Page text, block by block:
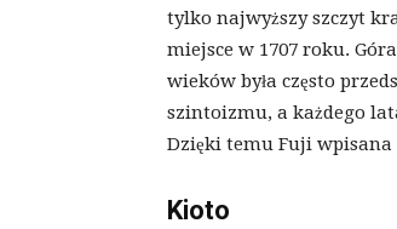
tylko najwyższy szczyt
miejsce w 1707 roku.
wieków była często
szintoizmu, a każdego
Dzięki temu Fuji wpisana
Kioto